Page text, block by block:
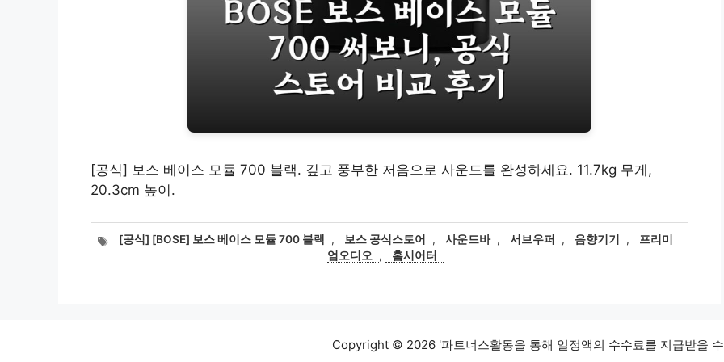
[공식] 보스 베이스 모듈 700 블랙. 깊고 풍부한 저음으로 사운드를 완성하세요. 11.7kg 무게,
20.3cm 높이.
태[공식] [BOSE] 보스 베이스 모듈 700 블랙 , 보스 공식스토어 , 사운드바 , 서브우퍼 , 음향기기 ,
프리미
엄오디오
, 홈시어터
Copyright © 2026 '파트너스활동을 통해 일정액의 수수료를 지급받을